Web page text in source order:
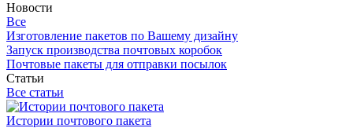
Новости
Все
Изготовление пакетов по Вашему дизайну
Запуск производства почтовых коробок
Почтовые пакеты для отправки посылок
Статьи
Все статьи
Истории почтового пакета